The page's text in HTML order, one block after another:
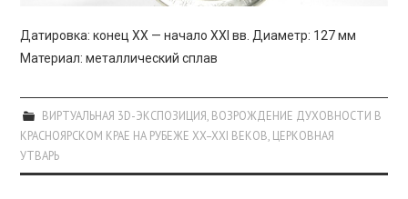
Датировка: конец XX — начало XXI вв. Диаметр: 127 мм
Материал: металлический сплав
ВИРТУАЛЬНАЯ 3D-ЭКСПОЗИЦИЯ, ВОЗРОЖДЕНИЕ ДУХОВНОСТИ В
КРАСНОЯРСКОМ КРАЕ НА РУБЕЖЕ XX–XXI ВЕКОВ, ЦЕРКОВНАЯ
УТВАРЬ